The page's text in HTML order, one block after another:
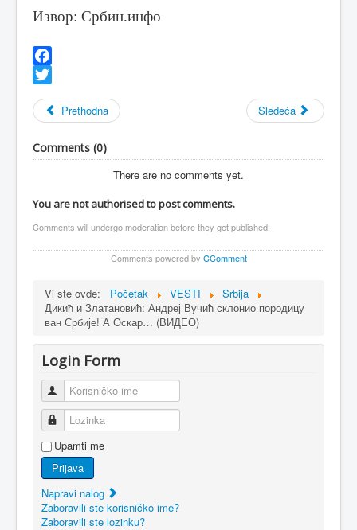
Извор: Србин.инфо
Facebook
Prethodna
Sledeća
Comments (0)
There are no comments yet.
You are not authorised to post comments.
Comments will undergo moderation before they get published.
Comments powered by CComment
Vi ste ovde: Početak VESTI
Srbija
Дикић и Златановић: Андреј Вучић склонио породицу
ван Србије! А Оскар… (ВИДЕО)
Login Form
Korisničko ime
Lozinka
Upamti me
Prijava
Napravi nalog
Zaboravili ste korisničko ime?
Zaboravili ste lozinku?